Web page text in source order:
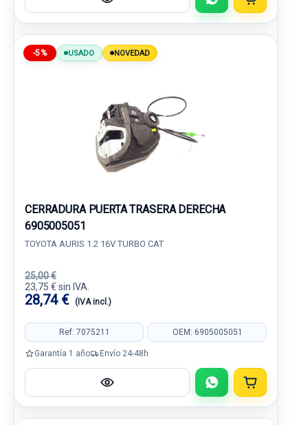
-5% USADO NOVEDAD
CERRADURA PUERTA TRASERA DERECHA
6905005051
TOYOTA AURIS 1.2 16V TURBO CAT
25,00 €
23,75 € sin IVA.
28,74 € (IVA incl.)
Ref: 7075211 OEM: 6905005051
Garantía 1 año Envío 24-48h